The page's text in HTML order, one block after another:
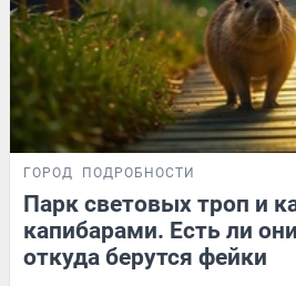
ГОРОД ПОДРОБНОСТИ
Парк световых троп и
капибарами. Есть ли
откуда берутся фейки